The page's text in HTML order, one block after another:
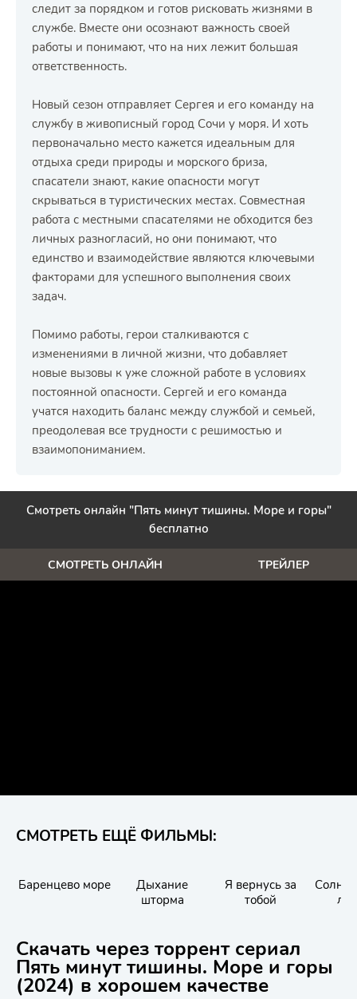
следит за порядком и готов рисковать жизнями в
службе. Вместе они осознают важность своей
работы и понимают, что на них лежит большая
ответственность.
Новый сезон отправляет Сергея и его команду на
службу в живописный город Сочи у моря. И хоть
первоначально место кажется идеальным для
отдыха среди природы и морского бриза,
спасатели знают, какие опасности могут
скрываться в туристических местах. Совместная
работа с местными спасателями не обходится без
личных разногласий, но они понимают, что
единство и взаимодействие являются ключевыми
факторами для успешного выполнения своих
задач.
Помимо работы, герои сталкиваются с
изменениями в личной жизни, что добавляет
новые вызовы к уже сложной работе в условиях
постоянной опасности. Сергей и его команда
учатся находить баланс между службой и семьей,
преодолевая все трудности с решимостью и
взаимопониманием.
Смотреть онлайн "Пять минут тишины. Море и горы"
бесплатно
СМОТРЕТЬ ОНЛАЙН ТРЕЙЛЕР
СМОТРЕТЬ ЕЩЁ ФИЛЬМЫ:
Баренцево море
Дыхание
шторма
Я вернусь за
тобой
Скачать через торрент сериал
Пять минут тишины. Море и горы
(2024) в хорошем качестве